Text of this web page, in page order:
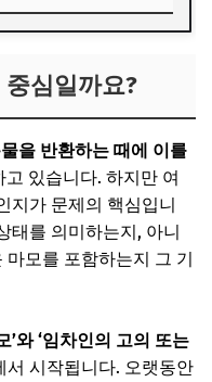
3가지 핵심
하기
사진 & 영상)
중심일까요?
을 반환하는 때에 이를
고 있습니다. 하지만 여
지가 문제의 핵심입니
태를 의미하는지, 아니
모를 포함하는지 그 기
’와 ‘임차인의 고의 또는
서 시작됩니다. 오랫동안